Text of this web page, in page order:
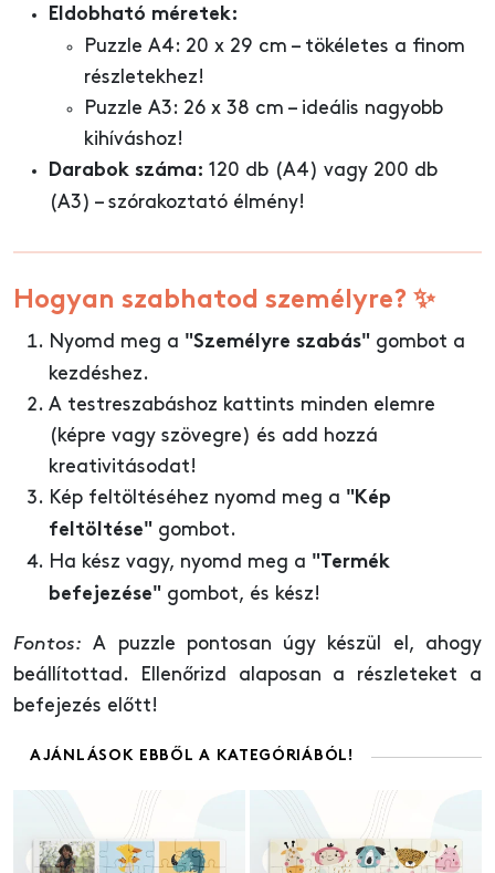
Eldobható méretek:
Puzzle A4: 20 x 29 cm – tökéletes a finom
részletekhez!
Puzzle A3: 26 x 38 cm – ideális nagyobb
kihíváshoz!
Darabok száma: 120 db (A4) vagy 200 db
(A3) – szórakoztató élmény!
Hogyan szabhatod személyre? ✨
Nyomd meg a "Személyre szabás" gombot a
kezdéshez.
A testreszabáshoz kattints minden elemre
(képre vagy szövegre) és add hozzá
kreativitásodat!
Kép feltöltéséhez nyomd meg a "Kép
feltöltése" gombot.
Ha kész vagy, nyomd meg a "Termék
befejezése" gombot, és kész!
Fontos: A puzzle pontosan úgy készül el, ahogy
beállítottad. Ellenőrizd alaposan a részleteket a
befejezés előtt!
AJÁNLÁSOK EBBŐL A KATEGÓRIÁBÓL!